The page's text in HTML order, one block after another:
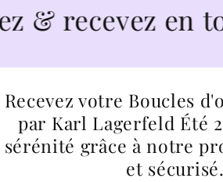
recevez en
Recevez votre Boucles
par Karl Lagerfeld Été
sérénité grâce à notre
et sécurisé.